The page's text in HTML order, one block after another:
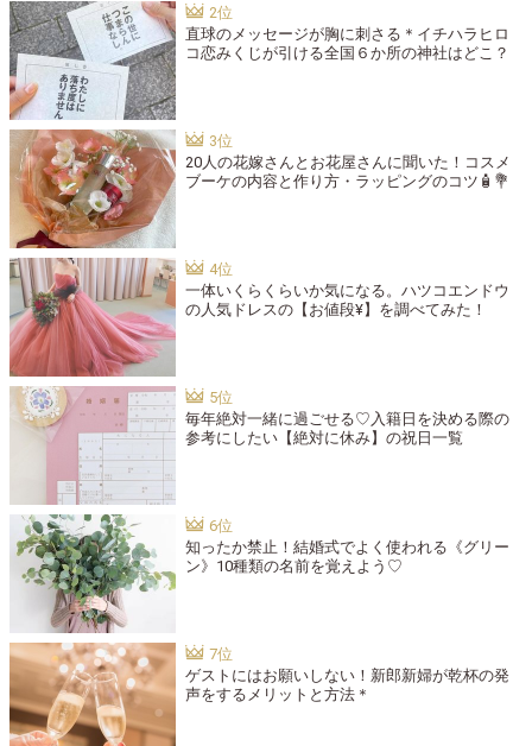
直球のメッセージが胸に刺さる＊イチハラヒロ
コ恋みくじが引ける全国６か所の神社はどこ？
20人の花嫁さんとお花屋さんに聞いた！コスメ
ブーケの内容と作り方・ラッピングのコツ🧴💐
一体いくらくらいか気になる。ハツコエンドウ
の人気ドレスの【お値段¥】を調べてみた！
毎年絶対一緒に過ごせる♡入籍日を決める際の
参考にしたい【絶対に休み】の祝日一覧
知ったか禁止！結婚式でよく使われる《グリー
ン》10種類の名前を覚えよう♡
ゲストにはお願いしない！新郎新婦が乾杯の発
声をするメリットと方法＊